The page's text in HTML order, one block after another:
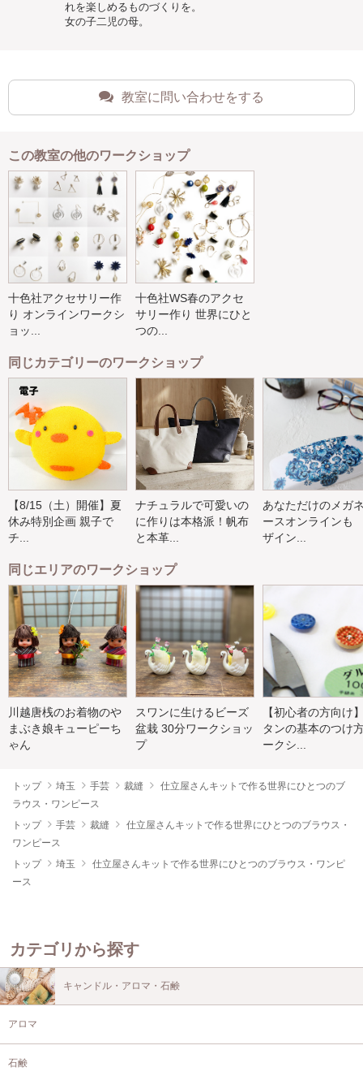
れを楽しめるものづくりを。
女の子二児の母。
教室に問い合わせをする
この教室の他のワークショップ
十色社アクセサリー作
り オンラインワークシ
ョッ...
十色社WS春のアクセ
サリー作り 世界にひと
つの...
同じカテゴリーのワークショップ
【8/15（土）開催】夏
休み特別企画 親子で
チ...
ナチュラルで可愛いの
に作りは本格派！帆布
と本革...
あなただけのメガ
ースオンラインも
ザイン...
同じエリアのワークショップ
川越唐桟のお着物のや
まぶき娘キューピーち
ゃん
スワンに生けるビーズ
盆栽 30分ワークショッ
プ
【初心者の方向け
タンの基本のつけ
ークシ...
トップ 埼玉 手芸 裁縫
仕立屋さんキットで作る世界にひとつのブ
ラウス・ワンピース
トップ
手芸 裁縫
仕立屋さんキットで作る世界にひとつのブラウス・
ワンピース
トップ
埼玉
仕立屋さんキットで作る世界にひとつのブラウス・ワンピ
ース
カテゴリから探す
キャンドル・アロマ・石鹸
アロマ
石鹸